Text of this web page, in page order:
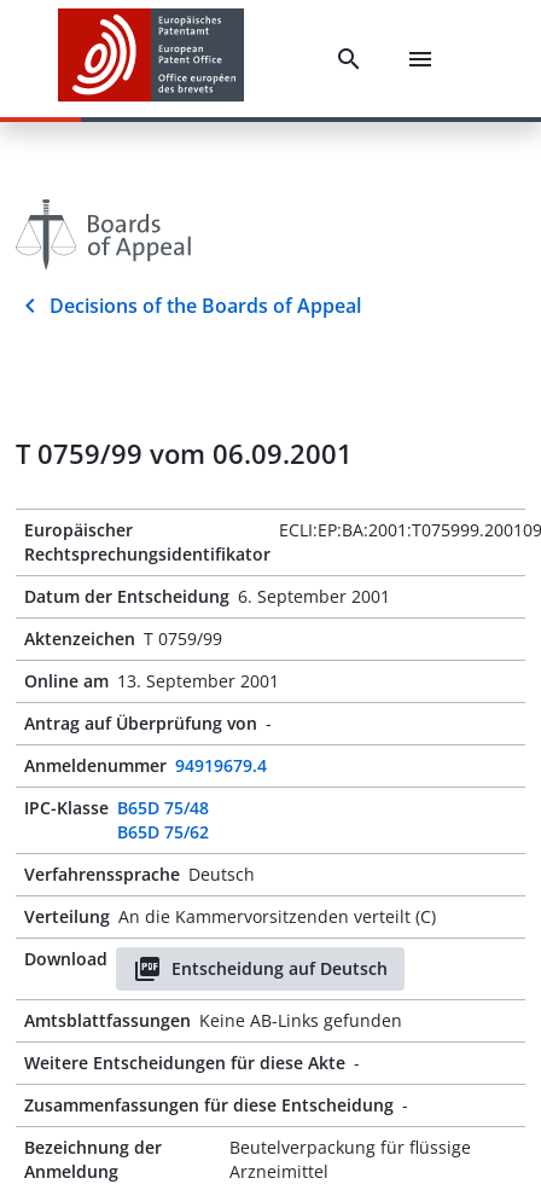
Decisions of the Boards of Appeal
T 0759/99 vom 06.09.2001
Europäischer
Rechtsprechungsidentifikator
Datum der Entscheidung 6. September 2001
Aktenzeichen T 0759/99
Online am 13. September 2001
Antrag auf Überprüfung von -
Anmeldenummer 94919679.4
IPC-Klasse B65D 75/48
B65D 75/62
Verfahrenssprache Deutsch
Verteilung An die Kammervorsitzenden verteilt (C)
Download
Entscheidung auf Deutsch
Amtsblattfassungen Keine AB-Links gefunden
Weitere Entscheidungen für diese Akte -
Zusammenfassungen für diese Entscheidung -
Bezeichnung der
Anmeldung
Beutelverpackung für flüssige
Arzneimittel